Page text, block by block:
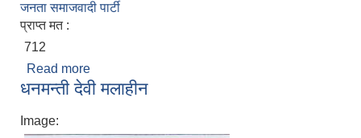
जनता समाजवादी पार्टी
प्राप्त मत :
712
Read more
धनमन्ती देवी मलाहीन
Image: